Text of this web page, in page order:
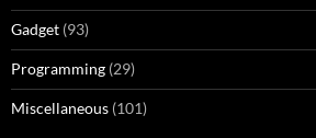
Gadget (93)
Programming (29)
Miscellaneous (101)